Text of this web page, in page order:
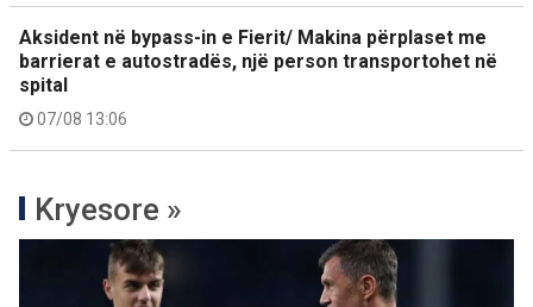
Aksident në bypass-in e Fierit/ Makina përplaset me
barrierat e autostradës, një person transportohet në
spital
07/08 13:06
Kryesore »